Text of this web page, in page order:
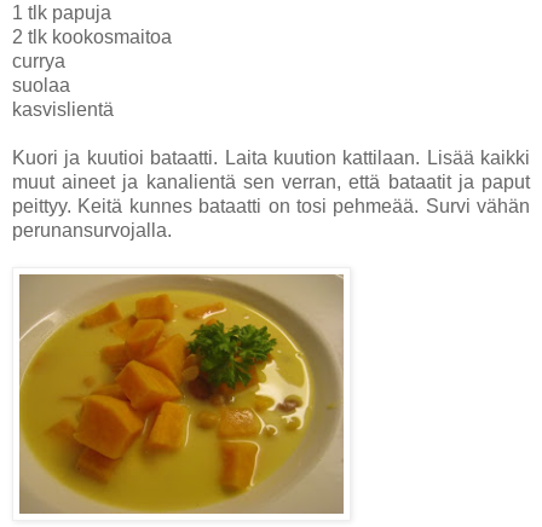
1 tlk papuja
2 tlk kookosmaitoa
currya
suolaa
kasvislientä
Kuori ja kuutioi bataatti. Laita kuution kattilaan. Lisää kaikki
muut aineet ja kanalientä sen verran, että bataatit ja paput
peittyy. Keitä kunnes bataatti on tosi pehmeää. Survi vähän
perunansurvojalla.